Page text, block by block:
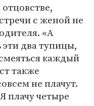
с женой не
«А
эти два тупицы,
каждый
также
не плачут.
плачу четыре